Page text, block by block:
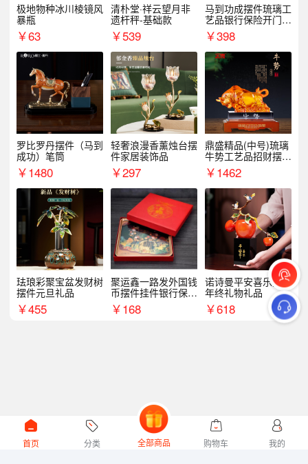
极地物种冰川棱镜风
暴瓶
￥63
清朴堂·祥云望月非
遗杆秤-基础款
￥539
马到功成摆件琉璃工
艺品银行保险开门红
周年庆典伴手礼表彰
礼品
￥398
罗比罗丹摆件（马到
成功）笔筒
￥1480
轻奢浪漫香薰烛台摆
件家居装饰品
￥297
鼎盛精品(中号)琉璃
牛势工艺品招财摆件
银行企业商务上市礼
品
￥1462
珐琅彩聚宝盆发财树
摆件元旦礼品
￥455
聚运鑫一路发外国钱
币摆件挂件银行保险
商务礼
￥168
诺诗曼平安喜乐摆件
年终礼物礼品
￥618
首页 分类 全部商品 购物车 我的